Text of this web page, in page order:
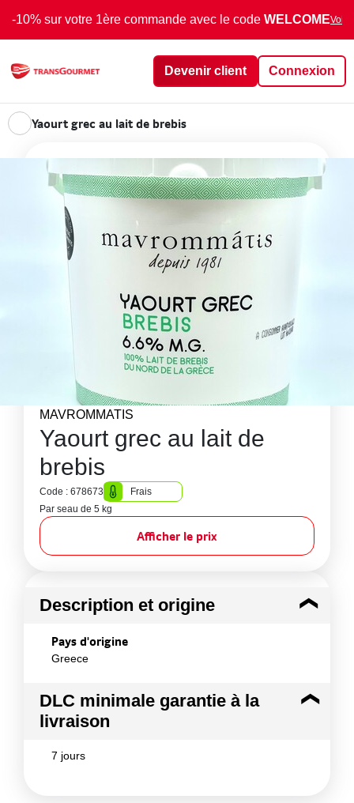
-10% sur votre 1ère commande avec le code WELCOMEVoir
Devenir client Connexion
Yaourt grec au lait de brebis
MAVROMMATIS
Yaourt grec au lait de
brebis
Code : 678673
Frais
Par seau de 5 kg
Afficher le prix
Description et origine
Pays d'origine
Greece
DLC minimale garantie à la
livraison
7 jours